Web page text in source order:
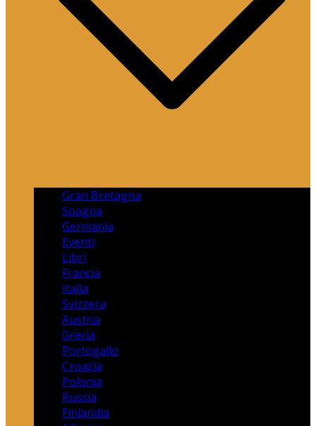
Gran Bretagna
Spagna
Germania
Eventi
Libri
Francia
Italia
Svizzera
Austria
Grecia
Portogallo
Croazia
Polonia
Russia
Finlandia